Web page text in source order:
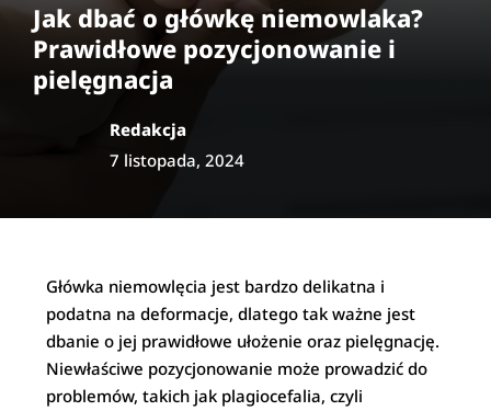
Jak dbać o główkę niemowlaka?
Prawidłowe pozycjonowanie i
pielęgnacja
Redakcja
7 listopada, 2024
Główka niemowlęcia jest bardzo delikatna i
podatna na deformacje, dlatego tak ważne jest
dbanie o jej prawidłowe ułożenie oraz pielęgnację.
Niewłaściwe pozycjonowanie może prowadzić do
problemów, takich jak plagiocefalia, czyli